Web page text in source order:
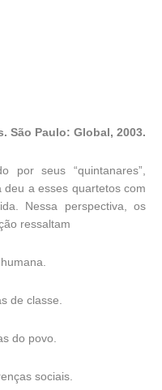
São Paulo: Global, 2003.
por seus “quintanares”,
a esses quartetos com
Nessa perspectiva, os
ressaltam
de classe.
do povo.
sociais.